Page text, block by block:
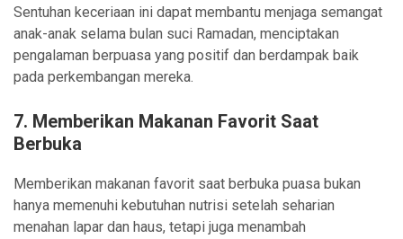
Sentuhan keceriaan ini dapat membantu menjaga semangat
anak-anak selama bulan suci Ramadan, menciptakan
pengalaman berpuasa yang positif dan berdampak baik
pada perkembangan mereka.
7. Memberikan Makanan Favorit Saat
Berbuka
Memberikan makanan favorit saat berbuka puasa bukan
hanya memenuhi kebutuhan nutrisi setelah seharian
menahan lapar dan haus, tetapi juga menambah